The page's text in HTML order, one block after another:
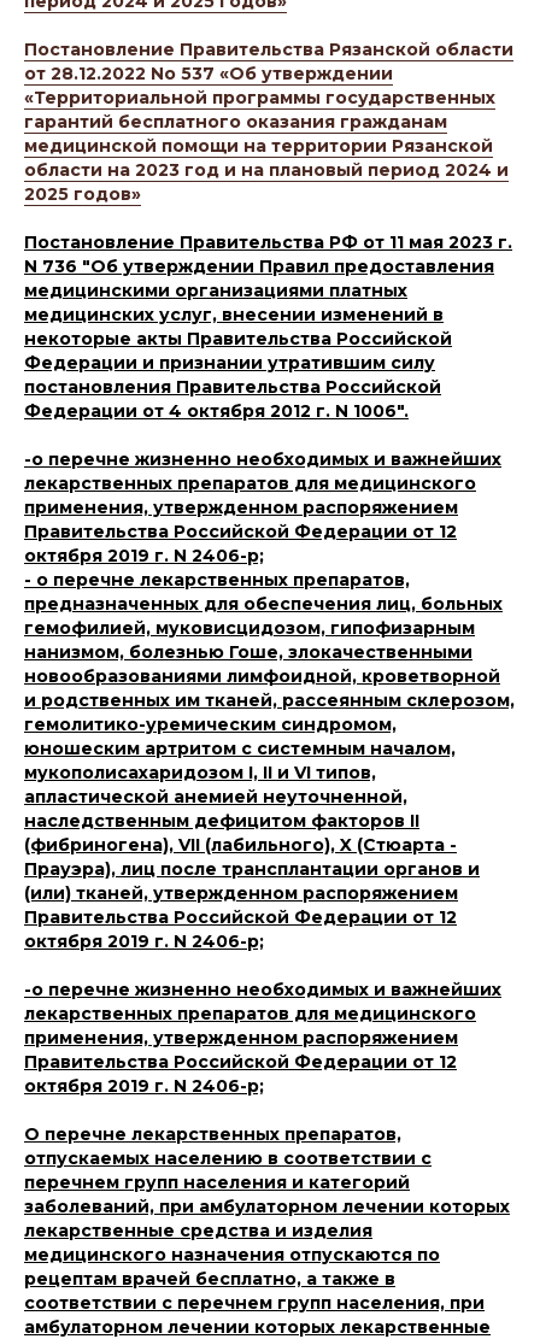
Постановление Правительства Рязанской области
от 28.12.2022 No 537 «Об утверждении
«Территориальной программы государственных
гарантий бесплатного оказания гражданам
медицинской помощи на территории Рязанской
области на 2023 год и на плановый период 2024 и
2025 годов»
Постановление Правительства РФ от 11 мая 2023 г.
N 736 "Об утверждении Правил предоставления
медицинскими организациями платных
медицинских услуг, внесении изменений в
некоторые акты Правительства Российской
Федерации и признании утратившим силу
постановления Правительства Российской
Федерации от 4 октября 2012 г. N 1006".
-о перечне жизненно необходимых и важнейших
лекарственных препаратов для медицинского
применения, утвержденном распоряжением
Правительства Российской Федерации от 12
октября 2019 г. N 2406-р;
- о перечне лекарственных препаратов,
предназначенных для обеспечения лиц, больных
гемофилией, муковисцидозом, гипофизарным
нанизмом, болезнью Гоше, злокачественными
новообразованиями лимфоидной, кроветворной
и родственных им тканей, рассеянным склерозом,
гемолитико-уремическим синдромом,
юношеским артритом с системным началом,
мукополисахаридозом I, II и VI типов,
апластической анемией неуточненной,
наследственным дефицитом факторов II
(фибриногена), VII (лабильного), X (Стюарта -
Прауэра), лиц после трансплантации органов и
(или) тканей, утвержденном распоряжением
Правительства Российской Федерации от 12
октября 2019 г. N 2406-р;
-о перечне жизненно необходимых и важнейших
лекарственных препаратов для медицинского
применения, утвержденном распоряжением
Правительства Российской Федерации от 12
октября 2019 г. N 2406-р;
О перечне лекарственных препаратов,
отпускаемых населению в соответствии с
перечнем групп населения и категорий
заболеваний, при амбулаторном лечении которых
лекарственные средства и изделия
медицинского назначения отпускаются по
рецептам врачей бесплатно, а также в
соответствии с перечнем групп населения, при
амбулаторном лечении которых лекарственные